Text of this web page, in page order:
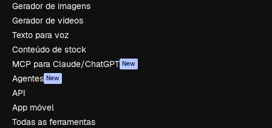
Gerador de imagens
Gerador de vídeos
Texto para voz
Conteúdo de stock
MCP para Claude/ChatGPT New
Agentes New
API
App móvel
Todas as ferramentas